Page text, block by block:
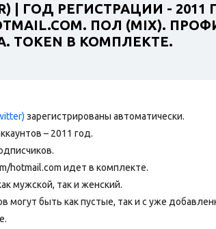
| ГОД РЕГИСТРАЦИИ -
ПОЛ (MIX).
В КОМПЛЕКТЕ.
зарегистрированы автоматически.
– 2011 год.
hotmail.com идет в комплекте.
мужской, так и женский.
могут быть как пустые, так и с уже